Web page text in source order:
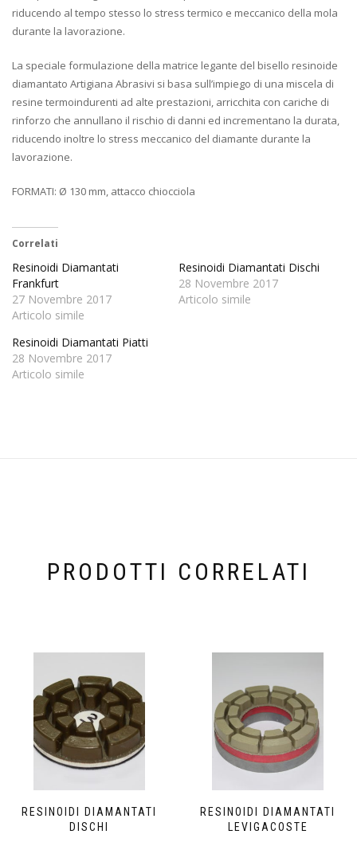
riducendo al tempo stesso lo stress termico e meccanico della mola
durante la lavorazione.
La speciale formulazione della matrice legante del bisello resinoide
diamantato Artigiana Abrasivi si basa sull’impiego di una miscela di
resine termoindurenti ad alte prestazioni, arricchita con cariche di
rinforzo che annullano il rischio di danni ed incrementano la durata,
riducendo inoltre lo stress meccanico del diamante durante la
lavorazione.
FORMATI: Ø 130 mm, attacco chiocciola
Correlati
Resinoidi Diamantati
Frankfurt
27 Novembre 2017
Articolo simile
Resinoidi Diamantati Dischi
28 Novembre 2017
Articolo simile
Resinoidi Diamantati Piatti
28 Novembre 2017
Articolo simile
PRODOTTI CORRELATI
RESINOIDI DIAMANTATI
DISCHI
RESINOIDI DIAMANTATI
LEVIGACOSTE